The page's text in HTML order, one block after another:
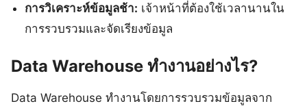
การวิเคราะห์ข้อมูลช้า: เจ้าหน้าที่ต้องใช้เวลานานใน
การรวบรวมและจัดเรียงข้อมูล
Data Warehouse ทำงานอย่างไร?
Data Warehouse ทำงานโดยการรวบรวมข้อมูลจาก